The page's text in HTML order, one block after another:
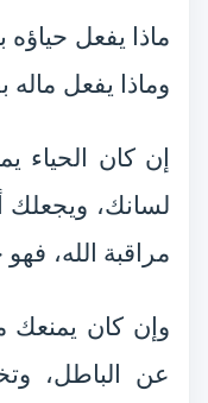
ماذا يفعل حياؤه
وماذا يفعل ماله
إن كان الحياء
لسانك، ويجعلك
مراقبة الله،
وإن كان
عن الباطل،